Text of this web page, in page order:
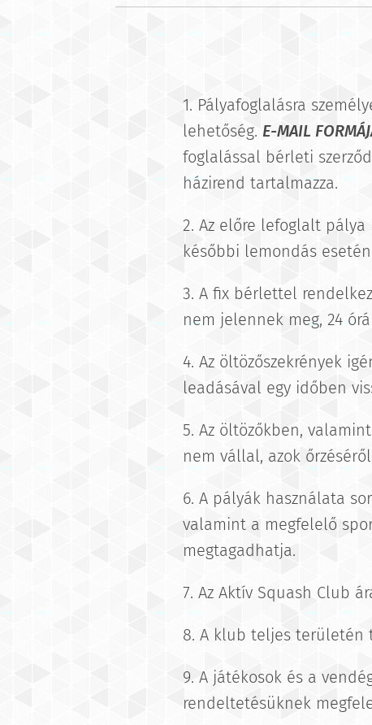
1. Pályafoglalásra
lehetőség. E-MAIL
foglalással bérleti
házirend tartalmazza.
2. Az előre lefoglalt
későbbi lemondás
3. A fix bérlettel
nem jelennek meg, 24
4. Az öltözőszekrények
leadásával egy időben
5. Az öltözőkben,
nem vállal, azok
6. A pályák használata
valamint a megfelelő
megtagadhatja.
7. Az Aktív Squash Club
8. A klub teljes területén
9. A játékosok és a
rendeltetésüknek